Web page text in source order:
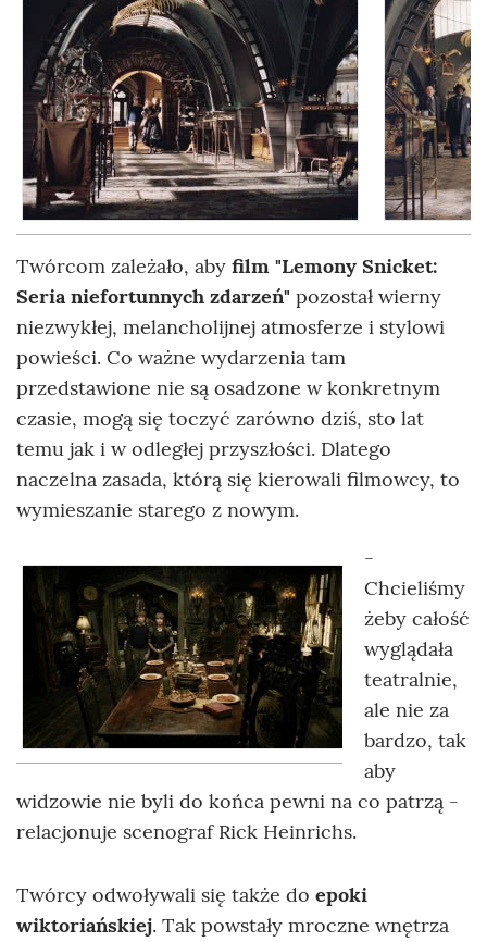
Twórcom zależało, aby film "Lemony Snicket:
Seria niefortunnych zdarzeń" pozostał wierny
niezwykłej, melancholijnej atmosferze i stylowi
powieści. Co ważne wydarzenia tam
przedstawione nie są osadzone w konkretnym
czasie, mogą się toczyć zarówno dziś, sto lat
temu jak i w odległej przyszłości. Dlatego
naczelna zasada, którą się kierowali filmowcy, to
wymieszanie starego z nowym.
-
Chcieliśmy
żeby całość
wyglądała
teatralnie,
ale nie za
bardzo, tak
aby
widzowie nie byli do końca pewni na co patrzą -
relacjonuje scenograf Rick Heinrichs.
Twórcy odwoływali się także do epoki
wiktoriańskiej. Tak powstały mroczne wnętrza